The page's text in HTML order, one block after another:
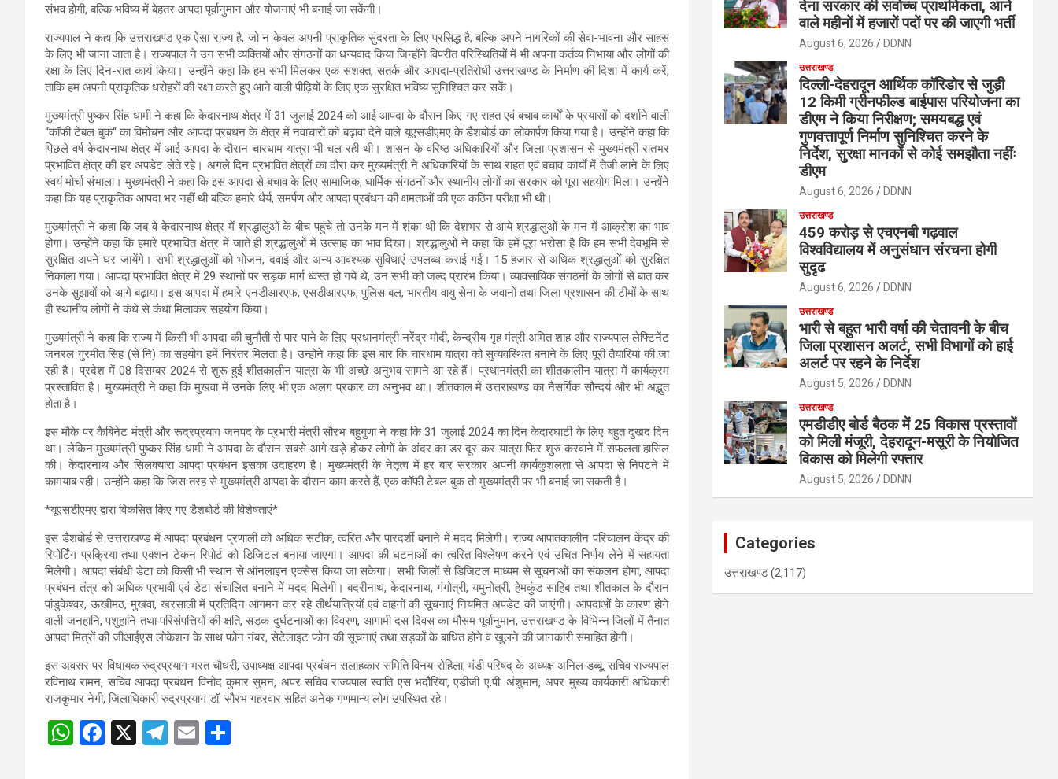
संभव होगी, बल्कि भविष्य में बेहतर आपदा पूर्वानुमान और योजनाएं भी बनाई जा सकेंगी।
राज्यपाल ने कहा कि उत्तराखण्ड एक ऐसा राज्य है, जो न केवल अपनी प्राकृतिक सुंदरता के लिए प्रसिद्ध है, बल्कि अपने नागरिकों की सेवा-भावना और साहस
के लिए भी जाना जाता है। राज्यपाल ने उन सभी व्यक्तियों और संगठनों का धन्यवाद किया जिन्होंने विपरीत परिस्थितियों में भी अपना कर्तव्य निभाया और लोगों की
रक्षा के लिए दिन-रात कार्य किया। उन्होंने कहा कि हम सभी मिलकर एक सशक्त, सतर्क और आपदा-प्रतिरोधी उत्तराखण्ड के निर्माण की दिशा में कार्य करें,
ताकि हम अपनी प्राकृतिक धरोहरों की रक्षा करते हुए आने वाली पीढ़ियों के लिए एक सुरक्षित भविष्य सुनिश्चित कर सकें।
मुख्यमंत्री पुष्कर सिंह धामी ने कहा कि केदारनाथ क्षेत्र में 31 जुलाई 2024 को आई आपदा के दौरान किए गए राहत एवं बचाव कार्यों के प्रयासों को दर्शाने वाली
“कॉफी टेबल बुक“ का विमोचन और आपदा प्रबंधन के क्षेत्र में नवाचारों को बढ़ावा देने वाले यूएसडीएमए के डैशबोर्ड का लोकार्पण किया गया है। उन्होंने कहा कि
पिछले वर्ष केदारनाथ क्षेत्र में आई आपदा के दौरान चारधाम यात्रा भी चल रही थी। शासन के वरिष्ठ अधिकारियों और जिला प्रशासन से मुख्यमंत्री रातभर
प्रभावित क्षे़त्र की हर अपडेट लेते रहे। अगले दिन प्रभावित क्षेत्रों का दौरा कर मुख्यमंत्री ने अधिकारियों के साथ राहत एवं बचाव कार्यों में तेजी लाने के लिए
स्वयं मोर्चा संभाला। मुख्यमंत्री ने कहा कि इस आपदा से बचाव के लिए सामाजिक, धार्मिक संगठनों और स्थानीय लोगों का सरकार को पूरा सहयोग मिला। उन्होंने
कहा कि यह प्राकृतिक आपदा भर नहीं थी बल्कि हमारे धैर्य, समर्पण और आपदा प्रबंधन की क्षमताओं की एक कठिन परीक्षा भी थी।
मुख्यमंत्री ने कहा कि जब वे केदारनाथ क्षेत्र में श्रद्धालुओं के बीच पहुंचे तो उनके मन में शंका थी कि देशभर से आये श्रद्धालुओं के मन में आक्रोश का भाव
होगा। उन्होंने कहा कि हमारे प्रभावित क्षेत्र में जाते ही श्रद्धालुओं में उत्साह का भाव दिखा। श्रद्धालुओं ने कहा कि हमें पूरा भरोसा है कि हम सभी देवभूमि से
सुरक्षित अपने घर जायेंगे। सभी श्रद्धालुओं को भोजन, दवाई और अन्य आवश्यक सुविधाएं उपलब्ध कराई गई। 15 हजार से अधिक श्रद्धालुओं को सुरक्षित
निकाला गया। आपदा प्रभावित क्षेत्र में 29 स्थानों पर सड़क मार्ग ध्वस्त हो गये थे, उन सभी को जल्द प्रारंभ किया। व्यावसायिक संगठनों के लोगों से बात कर
उनके सुझावों को आगे बढ़ाया। इस आपदा में हमारे एनडीआरएफ, एसडीआरएफ, पुलिस बल, भारतीय वायु सेना के जवानों तथा जिला प्रशासन की टीमों के साथ
ही स्थानीय लोगों ने कंधे से कंधा मिलाकर सहयोग किया।
मुख्यमंत्री ने कहा कि राज्य में किसी भी आपदा की चुनौती से पार पाने के लिए प्रधानमंत्री नरेंद्र मोदी, केन्द्रीय गृह मंत्री अमित शाह और राज्यपाल लेफ्टिनेंट
जनरल गुरमीत सिंह (से नि) का सहयोग हमें निरंतर मिलता है। उन्होंने कहा कि इस बार कि चारधाम यात्रा को सुव्यवस्थित बनाने के लिए पूरी तैयारियां की जा
रही है। प्रदेश में 08 दिसम्बर 2024 से शुरू हुई शीतकालीन यात्रा के भी अच्छे अनुभव सामने आ रहे हैं। प्रधानमंत्री का शीतकालीन यात्रा में कार्यक्रम
प्रस्तावित है। मुख्यमंत्री ने कहा कि मुखवा में उनके लिए भी एक अलग प्रकार का अनुभव था। शीतकाल में उत्तराखण्ड का नैसर्गिक सौन्दर्य और भी अद्भुत
होता है।
इस मौके पर कैबिनेट मंत्री और रूद्रप्रयाग जनपद के प्रभारी मंत्री सौरभ बहुगुणा ने कहा कि 31 जुलाई 2024 का दिन केदारघाटी के लिए बहुत दुखद दिन
था। लेकिन मुख्यमंत्री पुष्कर सिंह धामी ने आपदा के दौरान सबसे आगे खड़े होकर लोगों के अंदर का डर दूर कर यात्रा फिर शुरु करवाने में सफलता हासिल
की। केदारनाथ और सिलक्यारा आपदा प्रबंधन इसका उदाहरण है। मुख्यमंत्री के नेतृत्व में हर बार सरकार अपनी कार्यकुशलता से आपदा से निपटने में
कामयाब रही। उन्होंने कहा कि जिस तरह से मुख्यमंत्री आपदा के दौरान काम करते हैं, एक कॉफी टेबल बुक तो मुख्यमंत्री पर भी बनाई जा सकती है।
*यूएसडीएमए द्वारा विकसित किए गए डैशबोर्ड की विशेषताएं*
इस डैशबोर्ड से उत्तराखण्ड में आपदा प्रबंधन प्रणाली को अधिक सटीक, त्वरित और पारदर्शी बनाने में मदद मिलेगी। राज्य आपातकालीन परिचालन केंद्र की
रिपोर्टिंग प्रक्रिया तथा एक्शन टेकन रिपोर्ट को डिजिटल बनाया जाएगा। आपदा की घटनाओं का त्वरित विश्लेषण करने एवं उचित निर्णय लेने में सहायता
मिलेगी। आपदा संबंधी डेटा को किसी भी स्थान से ऑनलाइन एक्सेस किया जा सकेगा। सभी जिलों से डिजिटल माध्यम से सूचनाओं का संकलन होगा, आपदा
प्रबंधन तंत्र को अधिक प्रभावी एवं डेटा संचालित बनाने में मदद मिलेगी। बदरीनाथ, केदारनाथ, गंगोत्री, यमुनोत्री, हेमकुंड साहिब तथा शीतकाल के दौरान
पांडुकेश्वर, ऊखीमठ, मुखवा, खरसाली में प्रतिदिन आगमन कर रहे तीर्थयात्रियों एवं वाहनों की सूचनाएं नियमित अपडेट की जाएंगी। आपदाओं के कारण होने
वाली जनहानि, पशुहानि तथा परिसंपत्तियों की क्षति, सड़क दुर्घटनाओं का विवरण, आगामी दस दिवस का मौसम पूर्वानुमान, उत्तराखण्ड के विभिन्न जिलों में तैनात
आपदा मित्रों की जीआईएस लोकेशन के साथ फोन नंबर, सेटेलाइट फोन की सूचनाएं तथा सड़कों के बाधित होने व खुलने की जानकारी समाहित होगी।
इस अवसर पर विधायक रुद्रप्रयाग भरत चौधरी, उपाध्यक्ष आपदा प्रबंधन सलाहकार समिति विनय रोहिला, मंडी परिषद् के अध्यक्ष अनिल डब्बू, सचिव राज्यपाल
रविनाथ रामन, सचिव आपदा प्रबंधन विनोद कुमार सुमन, अपर सचिव राज्यपाल स्वाति एस भदौरिया, एडीजी ए.पी. अंशुमान, अपर मुख्य कार्यकारी अधिकारी
राजकुमार नेगी, जिलाधिकारी रुद्रप्रयाग डॉ. सौरभ गहरवार सहित अनेक गणमान्य लोग उपस्थित रहे।
W F
X
T
E
देना सरकार की सर्वोच्च प्राथमिकता, आने
वाले महीनों में हजारों पदों पर की जाएगी भर्ती
August 6, 2026 DDNN
उत्तराखण्ड
दिल्ली-देहरादून आर्थिक कॉरिडोर से जुड़ी
12 किमी ग्रीनफील्ड बाईपास परियोजना का
डीएम ने किया निरीक्षण; समयबद्ध एवं
गुणवत्तापूर्ण निर्माण सुनिश्चित करने के
निर्देश, सुरक्षा मानकों से कोई समझौता नहींः
डीएम
August 6, 2026 DDNN
उत्तराखण्ड
459 करोड़ से एचएनबी गढ़वाल
विश्वविद्यालय में अनुसंधान संरचना होगी
सुदृढ
August 6, 2026 DDNN
उत्तराखण्ड
भारी से बहुत भारी वर्षा की चेतावनी के बीच
जिला प्रशासन अलर्ट, सभी विभागों को हाई
अलर्ट पर रहने के निर्देश
August 5, 2026 DDNN
उत्तराखण्ड
एमडीडीए बोर्ड बैठक में 25 विकास प्रस्तावों
को मिली मंजूरी, देहरादून-मसूरी के नियोजित
विकास को मिलेगी रफ्तार
August 5, 2026 DDNN
Categories
उत्तराखण्ड(2,117)